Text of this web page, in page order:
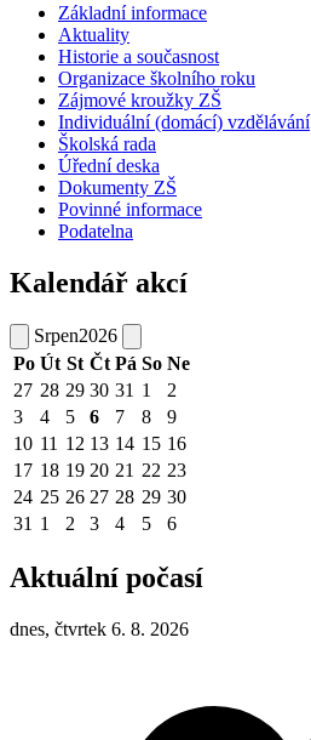
Základní informace
Aktuality
Historie a současnost
Organizace školního roku
Zájmové kroužky ZŠ
Individuální (domácí) vzdělávání
Školská rada
Úřední deska
Dokumenty ZŠ
Povinné informace
Podatelna
Kalendář akcí
Srpen2026
Po Út St Čt Pá So Ne
27 28 29 30 31 1
2
3
4 5 6 7 8
9
10 11 12 13 14 15 16
17 18 19 20 21 22 23
24 25 26 27 28 29 30
31 1 2 3 4 5 6
Aktuální počasí
dnes, čtvrtek 6. 8. 2026